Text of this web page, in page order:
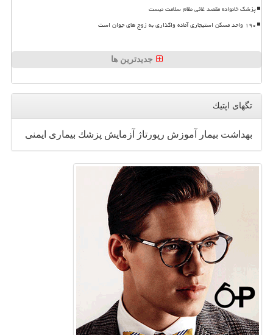
پزشک خانواده مقصد غائی نظام سلامت نیست
۱۹۰ واحد مسکن استیجاری آماده واگذاری به زوج های جوان است
جدیدترین ها
تگهای اپتیك
بهداشت بیمار آموزش رپورتاژ آزمایش پزشك بیماری ایمنی